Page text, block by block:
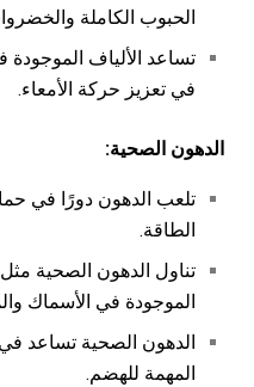
الحبوب الكاملة
تساعد الألياف الموجودة
في تعزيز حركة الأمعاء.
الدهون الصحية:
تلعب الدهون دورًا في
الطاقة.
الموجودة في الأسماك
الدهون الصحية تساعد
المهمة للهضم.